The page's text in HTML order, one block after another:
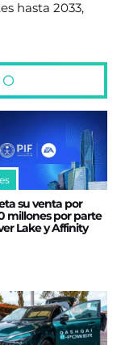
hasta 2033,
su venta por
millones por parte
Lake y Affinity